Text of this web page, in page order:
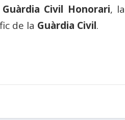
Guàrdia Civil Honorari,
de la Guàrdia Civil.